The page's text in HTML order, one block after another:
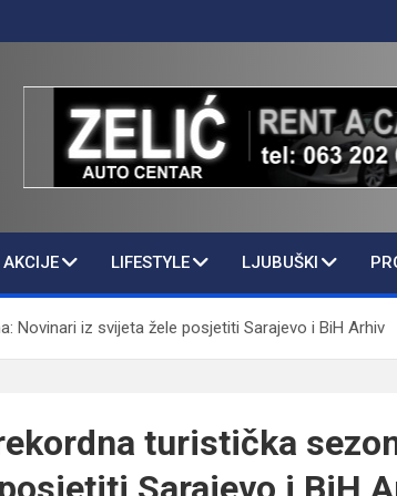
LIFESTYLE LJUBUŠKI
Novinari iz svijeta žele posjetiti Sarajevo i BiH Arhiv
turistička